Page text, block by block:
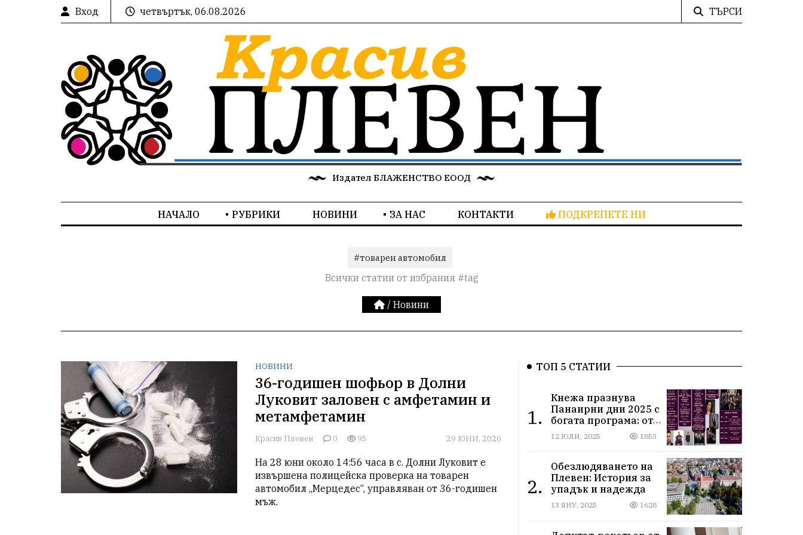
Вход четвъртък, 06.08.2026 ТЪРСИ
Издател БЛАЖЕНСТВО ЕООД
НАЧАЛО РУБРИКИ НОВИНИ ЗА НАС КОНТАКТИ ПОДКРЕПЕТЕ НИ
#товарен автомобил
Всички статии от избрания #tag
/ Новини
НОВИНИ
36-годишен шофьор в Долни
Луковит заловен с амфетамин и
метамфетамин
Красив Плевен 0 95 29 ЮНИ, 2026
На 28 юни около 14:56 часа в с. Долни Луковит е
извършена полицейска проверка на товарен
автомобил „Мерцедес“, управляван от 36-годишен
мъж.
ТОП 5 СТАТИИ
1.
Кнежа празнува
Панаирни дни 2025 с
богата програма: от
спортни турнири до
концерти под
12 ЮЛИ, 2025 1853
2.
Обезлюдяването на
Плевен: История за
упадък и надежда
13 ЯНУ, 2025 1628